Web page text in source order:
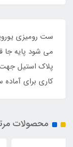
ست رومیزی
می شود پایه
پلاک استیل
کاری برای
محصولات